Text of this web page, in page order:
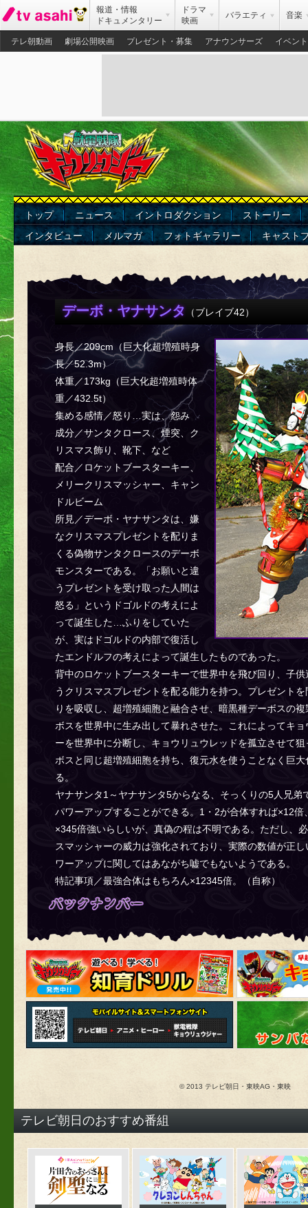
報道・情報
ドキュメンタリー
ドラマ
映画
バラエティ 音楽
テレ朝動画 劇場公開映画 プレゼント・募集 アナウンサーズ イベント
トップ ニュース イントロダクション
ストーリー
インタビュー
メルマガ フォトギャラリー キャスト
デーボ・ヤナサンタ （ブレイブ42）
身長／209cm（巨大化超増殖時身
長／52.3m）
体重／173kg（巨大化超増殖時体
重／432.5t）
集める感情／怒り…実は、怨み
成分／サンタクロース、煙突、ク
リスマス飾り、靴下、など
配合／ロケットブースターキー、
メリークリスマッシャー、キャン
ドルビーム
所見／デーボ・ヤナサンタは、嫌
なクリスマスプレゼントを配りま
くる偽物サンタクロースのデーボ
モンスターである。「お願いと違
うプレゼントを受け取った人間は
怒る」というドゴルドの考えによ
って誕生した…ふりをしていた
が、実はドゴルドの内部で復活し
たエンドルフの考えによって誕生したものであった。
背中のロケットブースターキーで世界中を飛び回り、子
うクリスマスプレゼントを配る能力を持つ。プレゼント
りを吸収し、超増殖細胞と融合させ、暗黒種デーボスの
ボスを世界中に生み出して暴れさせた。これによってキ
ーを世界中に分断し、キョウリュウレッドを孤立させて
ボスと同じ超増殖細胞を持ち、復元水を使うことなく巨
る。
ヤナサンタ1～ヤナサンタ5からなる、そっくりの5人兄弟
パワーアップすることができる。1・2が合体すれば×12
×345倍強いらしいが、真偽の程は不明である。ただし、
スマッシャーの威力は強化されており、実際の数値が正
ワーアップに関してはあながち嘘でもないようである。
特記事項／最強合体はもちろん×12345倍。（自称）
© 2013 テレビ朝日・東映AG・東映
テレビ朝日のおすすめ番組